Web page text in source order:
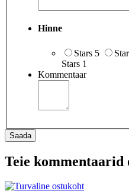
Hinne
Stars 5
Stars 1
Kommentaar
Saada
Teie kommentaarid